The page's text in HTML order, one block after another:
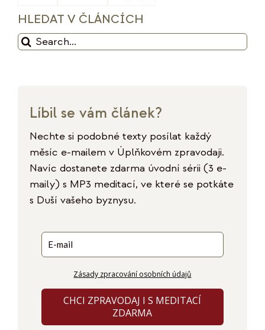
HLEDAT V ČLÁNCÍCH
Hledat:
Líbil se vám článek?
Nechte si podobné texty posílat každý
měsíc e-mailem v Úplňkovém zpravodaji.
Navíc dostanete zdarma úvodní sérii (3 e-
maily) s MP3 meditací, ve které se potkáte
s Duší vašeho byznysu.
Zásady zpracování osobních údajů
CHCI ZPRAVODAJ I S MEDITACÍ
ZDARMA